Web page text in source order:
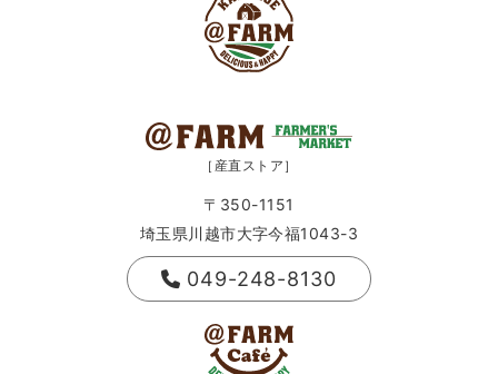
［産直ストア］
〒350-1151
埼玉県川越市大字今福1043-3
049-248-8130